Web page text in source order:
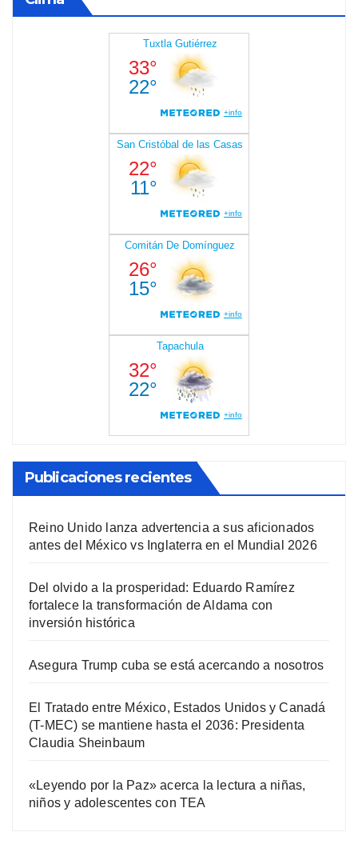
Publicaciones recientes
Reino Unido lanza advertencia a sus aficionados
antes del México vs Inglaterra en el Mundial 2026
Del olvido a la prosperidad: Eduardo Ramírez
fortalece la transformación de Aldama con
inversión histórica
Asegura Trump cuba se está acercando a nosotros
El Tratado entre México, Estados Unidos y Canadá
(T-MEC) se mantiene hasta el 2036: Presidenta
Claudia Sheinbaum
«Leyendo por la Paz» acerca la lectura a niñas,
niños y adolescentes con TEA